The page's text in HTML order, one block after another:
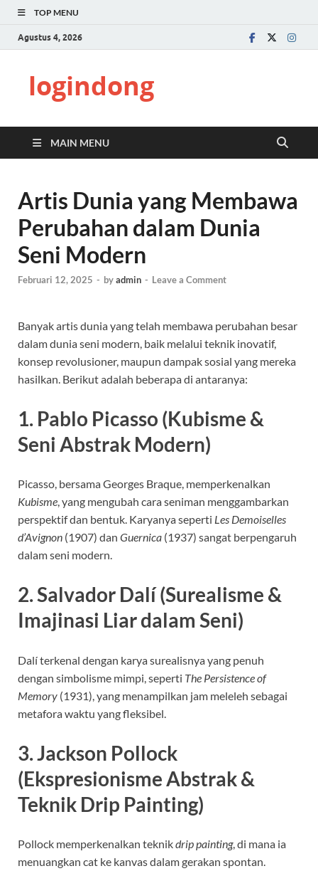
TOP MENU
Agustus 4, 2026
logindong
MAIN MENU
Artis Dunia yang Membawa
Perubahan dalam Dunia
Seni Modern
Februari 12, 2025 - byadmin - Leave a Comment
Banyak artis dunia yang telah membawa perubahan besar
dalam dunia seni modern, baik melalui teknik inovatif,
konsep revolusioner, maupun dampak sosial yang mereka
hasilkan. Berikut adalah beberapa di antaranya:
1. Pablo Picasso (Kubisme &
Seni Abstrak Modern)
Picasso, bersama Georges Braque, memperkenalkan
Kubisme, yang mengubah cara seniman menggambarkan
perspektif dan bentuk. Karyanya seperti Les Demoiselles
d’Avignon (1907) dan Guernica (1937) sangat berpengaruh
dalam seni modern.
2. Salvador Dalí (Surealisme &
Imajinasi Liar dalam Seni)
Dalí terkenal dengan karya surealisnya yang penuh
dengan simbolisme mimpi, seperti The Persistence of
Memory (1931), yang menampilkan jam meleleh sebagai
metafora waktu yang fleksibel.
3. Jackson Pollock
(Ekspresionisme Abstrak &
Teknik Drip Painting)
Pollock memperkenalkan teknikdrip painting, di mana ia
menuangkan cat ke kanvas dalam gerakan spontan.